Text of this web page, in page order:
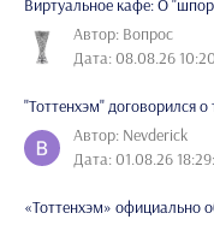
Виртуальное кафе: О
Автор: Вопрос
Дата: 08.08.26
"Тоттенхэм" договорился
Автор: Nevderick
Дата: 01.08.26
«Тоттенхэм» официально